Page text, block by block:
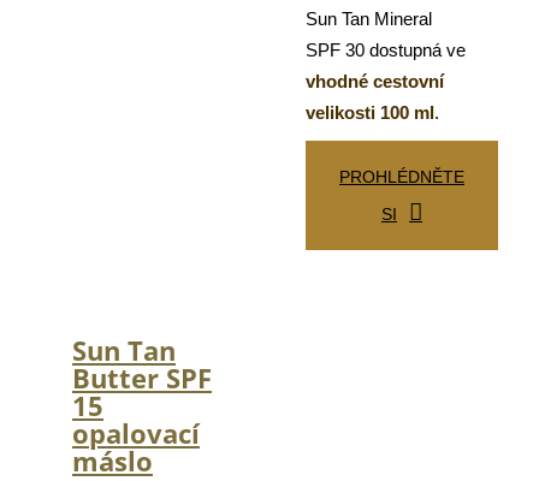
Sun Tan Mineral
SPF 30 dostupná ve
vhodné cestovní
velikosti 100 ml.
PROHLÉDNĚTE
SI
Sun Tan
Butter SPF
15
opalovací
máslo